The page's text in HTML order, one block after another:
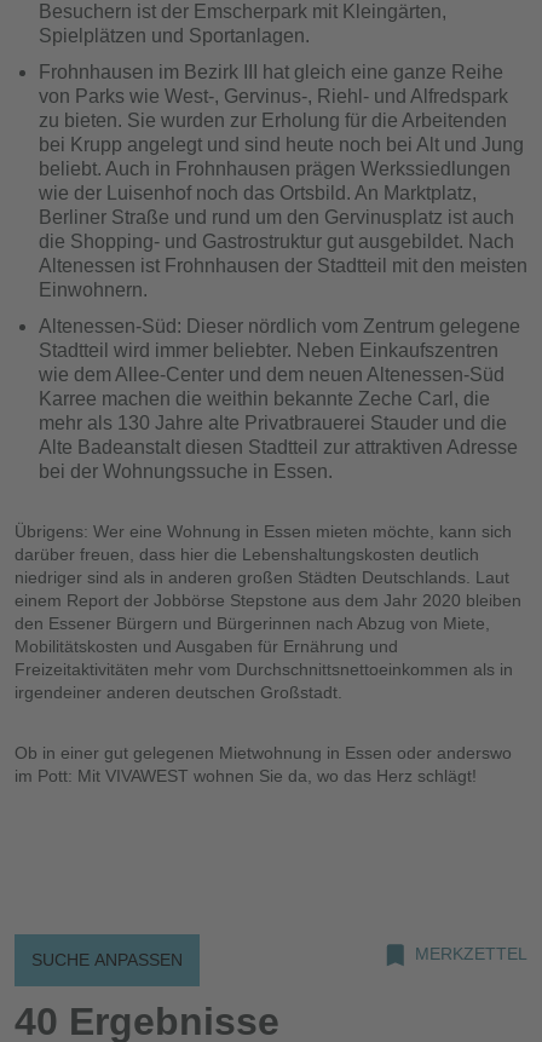
Besuchern ist der Emscherpark mit Kleingärten,
Spielplätzen und Sportanlagen.
Frohnhausen im Bezirk III hat gleich eine ganze Reihe
von Parks wie West-, Gervinus-, Riehl- und Alfredspark
zu bieten. Sie wurden zur Erholung für die Arbeitenden
bei Krupp angelegt und sind heute noch bei Alt und Jung
beliebt. Auch in Frohnhausen prägen Werkssiedlungen
wie der Luisenhof noch das Ortsbild. An Marktplatz,
Berliner Straße und rund um den Gervinusplatz ist auch
die Shopping- und Gastrostruktur gut ausgebildet. Nach
Altenessen ist Frohnhausen der Stadtteil mit den meisten
Einwohnern.
Altenessen-Süd: Dieser nördlich vom Zentrum gelegene
Stadtteil wird immer beliebter. Neben Einkaufszentren
wie dem Allee-Center und dem neuen Altenessen-Süd
Karree machen die weithin bekannte Zeche Carl, die
mehr als 130 Jahre alte Privatbrauerei Stauder und die
Alte Badeanstalt diesen Stadtteil zur attraktiven Adresse
bei der Wohnungssuche in Essen.
Übrigens: Wer eine Wohnung in Essen mieten möchte, kann sich
darüber freuen, dass hier die Lebenshaltungskosten deutlich
niedriger sind als in anderen großen Städten Deutschlands. Laut
einem Report der Jobbörse Stepstone aus dem Jahr 2020 bleiben
den Essener Bürgern und Bürgerinnen nach Abzug von Miete,
Mobilitätskosten und Ausgaben für Ernährung und
Freizeitaktivitäten mehr vom Durchschnittsnettoeinkommen als in
irgendeiner anderen deutschen Großstadt.
Ob in einer gut gelegenen Mietwohnung in Essen oder anderswo
im Pott: Mit VIVAWEST wohnen Sie da, wo das Herz schlägt!
SUCHE ANPASSEN MERKZETTEL
40 Ergebnisse